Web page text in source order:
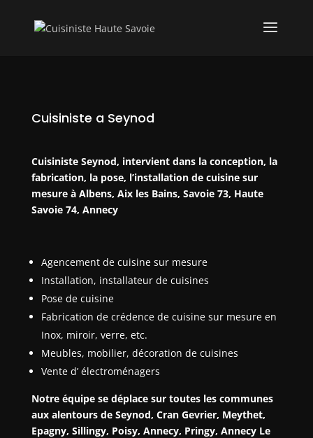
Cuisiniste a Seynod
Cuisiniste Seynod, intervient dans la conception, la
fabrication, la pose, l’installation de cuisine sur
mesure à Albens, Aix les Bains, Savoie 73, Haute
Savoie 74, Annecy
Agencement de cuisine sur mesure
Installation, installateur de cuisines
Pose de cuisine
Fabrication de crédence de cuisine sur mesure en
Inox, miroir, verre, etc.
Meubles, mobilier, décoration de cuisines
Vente d’ électroménagers
Notre équipe se déplace sur toutes les communes
aux alentours de Seynod, Cran Gevrier, Meythet,
Epagny, Sillingy, Poisy, Annecy, Pringy, Annecy Le